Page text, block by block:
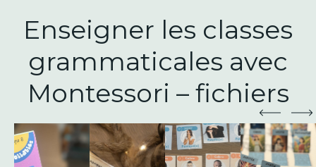
Enseigner les classes
grammaticales avec
Montessori – fichiers